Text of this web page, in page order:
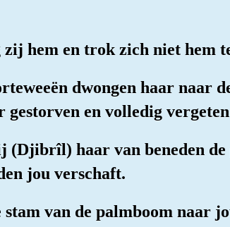
zij hem en trok zich niet hem
dwongen haar naar
en volledig
(Djibrîl) haar van beneden
jou verschaft.
stam van de palmboom naar